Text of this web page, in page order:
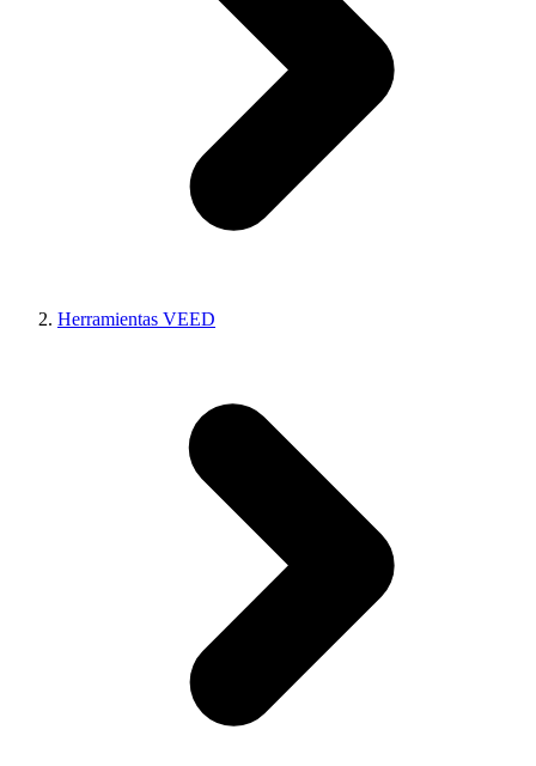
Herramientas VEED